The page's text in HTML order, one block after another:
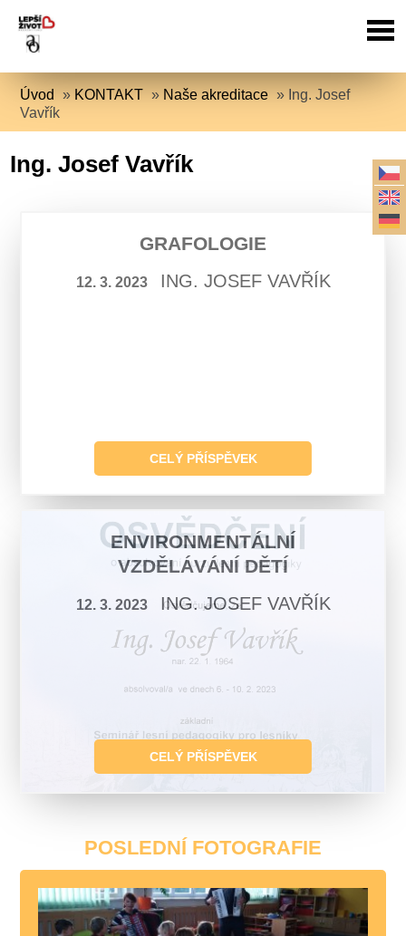
Úvod » KONTAKT » Naše akreditace » Ing. Josef
Vavřík
Ing. Josef Vavřík
GRAFOLOGIE
12. 3. 2023 ING. JOSEF VAVŘÍK
CELÝ PŘÍSPĚVEK
ENVIRONMENTÁLNÍ
VZDĚLÁVÁNÍ DĚTÍ
12. 3. 2023 ING. JOSEF VAVŘÍK
CELÝ PŘÍSPĚVEK
POSLEDNÍ FOTOGRAFIE